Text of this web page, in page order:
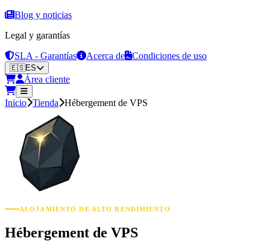
Blog y noticias
Legal y garantías
SLA - Garantías
Acerca de Condiciones de uso
🇪🇸ES
Área cliente
Inicio Tienda Hébergement de VPS
ALOJAMIENTO DE ALTO RENDIMIENTO
Hébergement de VPS